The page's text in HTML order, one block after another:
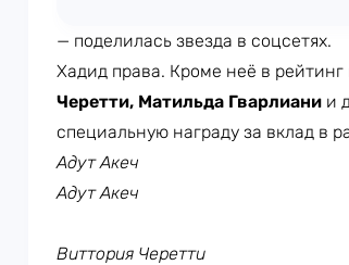
— поделилась звезда в соцсетях.
Хадид права. Кроме неё в
Черетти, Матильда Гварлиани и
специальную награду за вклад в
Адут Акеч
Адут Акеч
Виттория Черетти